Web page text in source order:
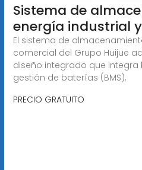
Sistema de
energía industrial
El sistema de
comercial del Grupo Huijue
diseño integrado que
gestión de baterías (BMS),
PRECIO GRATUITO